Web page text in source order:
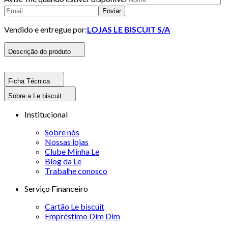
Enviar
Vendido e entregue por:LOJAS LE BISCUIT S/A
Descrição do produto
Ficha Técnica
Sobre a Le biscuit
Institucional
Sobre nós
Nossas lojas
Clube Minha Le
Blog da Le
Trabalhe conosco
Serviço Financeiro
Cartão Le biscuit
Empréstimo Dim Dim